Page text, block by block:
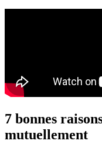
7 bonnes
mutuellement